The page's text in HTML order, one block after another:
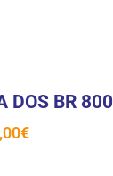
DOS BR 800
€